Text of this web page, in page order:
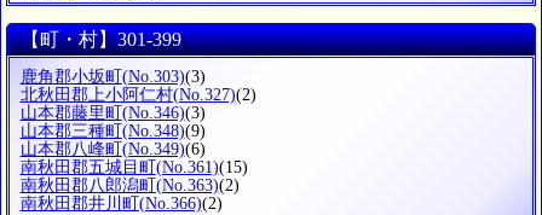
【町・村】301-399
鹿角郡小坂町 (No.303)(3)
北秋田郡上小阿仁村(No.327)(2)
山本郡藤里町 (No.346)(3)
山本郡三種町 (No.348)(9)
山本郡八峰町 (No.349)(6)
南秋田郡五城目町 (No.361)(15)
南秋田郡八郎潟町 (No.363)(2)
南秋田郡井川町 (No.366)(2)